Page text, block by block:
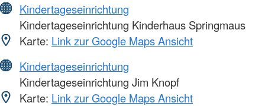
Kindertageseinrichtung
Kindertageseinrichtung Kinderhaus Springmaus
Karte: Link zur Google Maps Ansicht
Kindertageseinrichtung
Kindertageseinrichtung Jim Knopf
Karte: Link zur Google Maps Ansicht